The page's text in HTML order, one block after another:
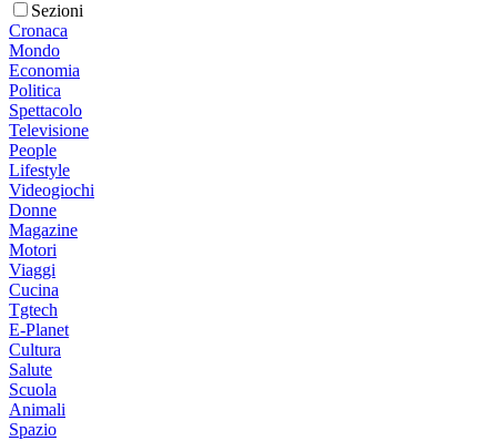
Sezioni
Cronaca
Mondo
Economia
Politica
Spettacolo
Televisione
People
Lifestyle
Videogiochi
Donne
Magazine
Motori
Viaggi
Cucina
Tgtech
E-Planet
Cultura
Salute
Scuola
Animali
Spazio